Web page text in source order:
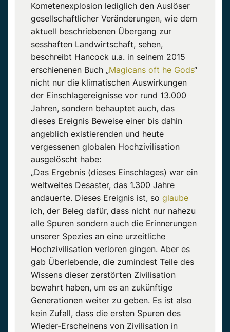
Kometenexplosion lediglich den Auslöser
gesellschaftlicher Veränderungen, wie dem
aktuell beschriebenen Übergang zur
sesshaften Landwirtschaft, sehen,
beschreibt Hancock u.a. in seinem 2015
erschienenen Buch „Magicans oft he Gods“
nicht nur die klimatischen Auswirkungen
der Einschlagereignisse vor rund 13.000
Jahren, sondern behauptet auch, das
dieses Ereignis Beweise einer bis dahin
angeblich existierenden und heute
vergessenen globalen Hochzivilisation
ausgelöscht habe:
„Das Ergebnis (dieses Einschlages) war ein
weltweites Desaster, das 1.300 Jahre
andauerte. Dieses Ereignis ist, so glaube
ich, der Beleg dafür, dass nicht nur nahezu
alle Spuren sondern auch die Erinnerungen
unserer Spezies an eine urzeitliche
Hochzivilisation verloren gingen. Aber es
gab Überlebende, die zumindest Teile des
Wissens dieser zerstörten Zivilisation
bewahrt haben, um es an zukünftige
Generationen weiter zu geben. Es ist also
kein Zufall, dass die ersten Spuren des
Wieder-Erscheinens von Zivilisation in